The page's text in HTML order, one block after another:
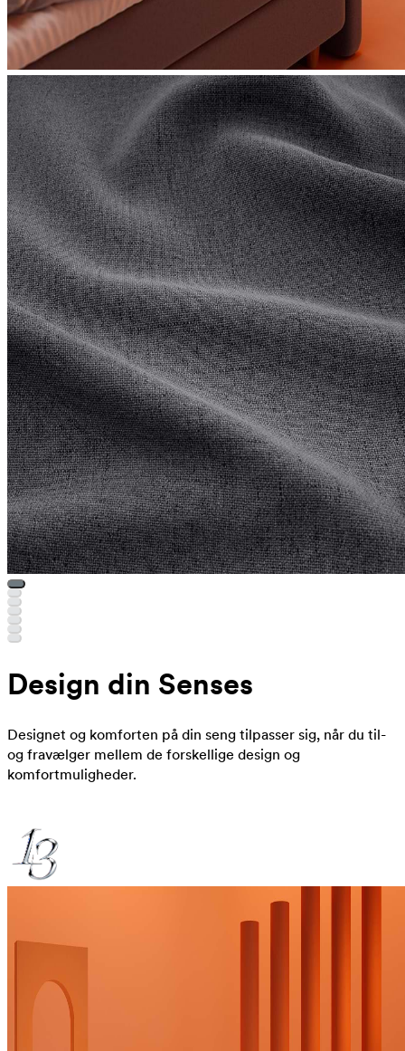
Design din Senses
Designet og komforten på din seng tilpasser sig, når du til-
og fravælger mellem de forskellige design og
komfortmuligheder.